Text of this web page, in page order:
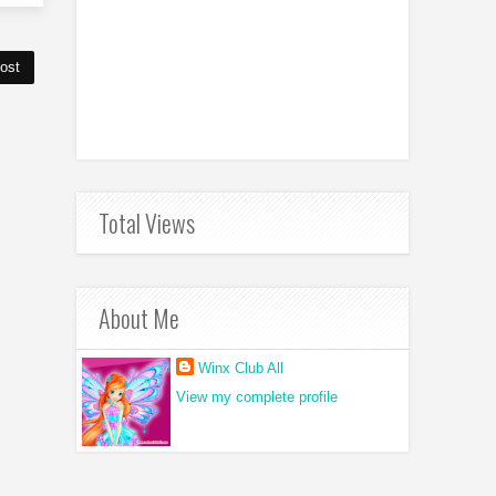
Total Views
About Me
Winx Club All
View my complete profile